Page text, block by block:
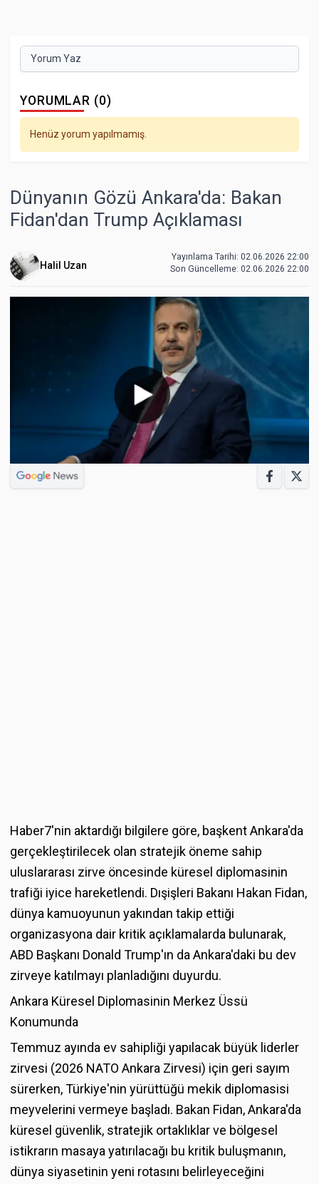
Yorum Yaz
YORUMLAR (0)
Henüz yorum yapılmamış.
Dünyanın Gözü Ankara'da: Bakan
Fidan'dan Trump Açıklaması
Halil Uzan
Yayınlama Tarihi: 02.06.2026 22:00
Son Güncelleme: 02.06.2026 22:00
Haber7'nin aktardığı bilgilere göre, başkent Ankara'da
gerçekleştirilecek olan stratejik öneme sahip
uluslararası zirve öncesinde küresel diplomasinin
trafiği iyice hareketlendi. Dışişleri Bakanı Hakan Fidan,
dünya kamuoyunun yakından takip ettiği
organizasyona dair kritik açıklamalarda bulunarak,
ABD Başkanı Donald Trump'ın da Ankara'daki bu dev
zirveye katılmayı planladığını duyurdu.
Ankara Küresel Diplomasinin Merkez Üssü
Konumunda
Temmuz ayında ev sahipliği yapılacak büyük liderler
zirvesi (2026 NATO Ankara Zirvesi) için geri sayım
sürerken, Türkiye'nin yürüttüğü mekik diplomasisi
meyvelerini vermeye başladı. Bakan Fidan, Ankara'da
küresel güvenlik, stratejik ortaklıklar ve bölgesel
istikrarın masaya yatırılacağı bu kritik buluşmanın,
dünya siyasetinin yeni rotasını belirleyeceğini